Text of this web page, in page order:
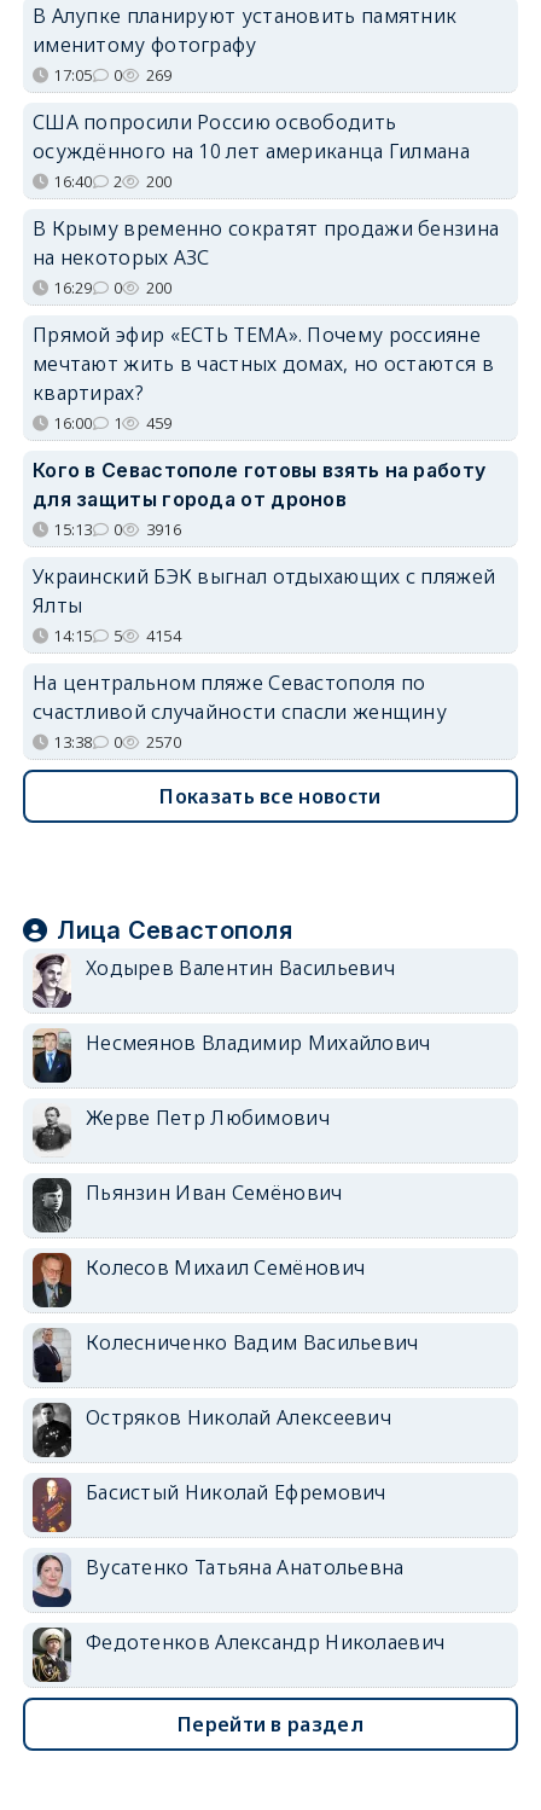
В Алупке планируют установить памятник
именитому фотографу
17:05 0 269
США попросили Россию освободить
осуждённого на 10 лет американца Гилмана
16:40 2 200
В Крыму временно сократят продажи бензина
на некоторых АЗС
16:29 0 200
Прямой эфир «ЕСТЬ ТЕМА». Почему россияне
мечтают жить в частных домах, но остаются в
квартирах?
16:00 1 459
Кого в Севастополе готовы взять на работу
для защиты города от дронов
15:13 0 3916
Украинский БЭК выгнал отдыхающих с пляжей
Ялты
14:15 5 4154
На центральном пляже Севастополя по
счастливой случайности спасли женщину
13:38 0 2570
Показать все новости
Лица Севастополя
Ходырев Валентин Васильевич
Несмеянов Владимир Михайлович
Жерве Петр Любимович
Пьянзин Иван Семёнович
Колесов Михаил Семёнович
Колесниченко Вадим Васильевич
Остряков Николай Алексеевич
Басистый Николай Ефремович
Вусатенко Татьяна Анатольевна
Федотенков Александр Николаевич
Перейти в раздел